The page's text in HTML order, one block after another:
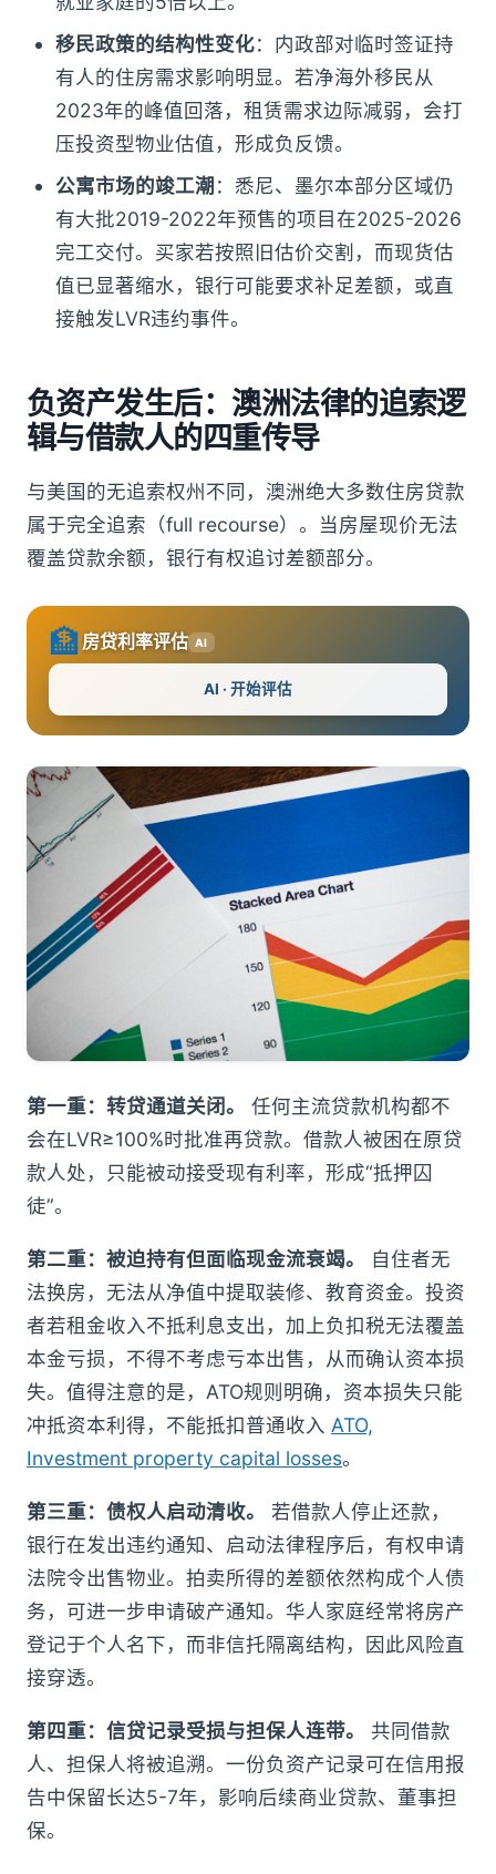
移民政策的结构性变化：内政部对临时签证持
有人的住房需求影响明显。若净海外移民从
2023年的峰值回落，租赁需求边际减弱，会打
压投资型物业估值，形成负反馈。
公寓市场的竣工潮：悉尼、墨尔本部分区域仍
有大批2019-2022年预售的项目在2025-2026
完工交付。买家若按照旧估价交割，而现货估
值已显著缩水，银行可能要求补足差额，或直
接触发LVR违约事件。
负资产发生后：澳洲法律的追索逻
辑与借款人的四重传导
与美国的无追索权州不同，澳洲绝大多数住房贷款
属于完全追索（full recourse）。当房屋现价无法
覆盖贷款余额，银行有权追讨差额部分。
🏦 房贷利率评估 AI
AI · 开始评估
第一重：转贷通道关闭。
任何主流贷款机构都不
会在LVR≥100%时批准再贷款。借款人被困在原贷
款人处，只能被动接受现有利率，形成“抵押囚
徒”。
第二重：被迫持有但面临现金流衰竭。
自住者无
法换房，无法从净值中提取装修、教育资金。投资
者若租金收入不抵利息支出，加上负扣税无法覆盖
本金亏损，不得不考虑亏本出售，从而确认资本损
失。值得注意的是，ATO规则明确，资本损失只能
冲抵资本利得，不能抵扣普通收入 ATO,
Investment property capital losses。
第三重：债权人启动清收。
若借款人停止还款，
银行在发出违约通知、启动法律程序后，有权申请
法院令出售物业。拍卖所得的差额依然构成个人债
务，可进一步申请破产通知。华人家庭经常将房产
登记于个人名下，而非信托隔离结构，因此风险直
接穿透。
第四重：信贷记录受损与担保人连带。
共同借款
人、担保人将被追溯。一份负资产记录可在信用报
告中保留长达5-7年，影响后续商业贷款、董事担
保。